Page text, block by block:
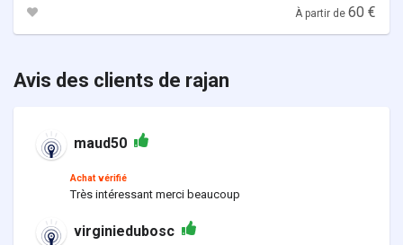
À partir de 60 €
Avis des clients de rajan
maud50
Achat vérifié
Très intéressant merci beaucoup
virginiedubosc